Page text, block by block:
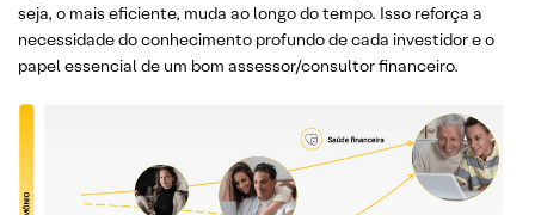
seja, o mais eficiente, muda ao longo do tempo. Isso reforça a
necessidade do conhecimento profundo de cada investidor e o
papel essencial de um bom assessor/consultor financeiro.